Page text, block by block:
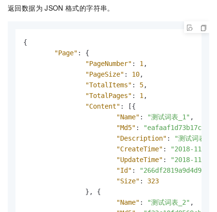
返回数据为 JSON 格式的字符串。
{
"Page" :
{
"PageNumber" : 1 ,
"PageSize" : 10,
"TotalItems" : 5,
"TotalPages" : 1 ,
"Content" : [{
"Name" : "测试词表_1" ,
"Md5" :
"Description" :
"测试词表描
"CreateTime" :
"2018-11-
"UpdateTime" :
"2018-11-
"Id" :
"Size" :
323
} ,
{
"Name" : "测试词表_2" ,